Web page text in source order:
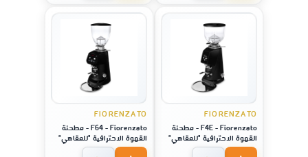
FIORENZATO
F4E - Fiorenzato - مطحنة
القهوة الاحترافية "للمقاهي"
ديجيتال - لون فضي
FIORENZATO
F64 - Fiorenzato - مطحنة
القهوة الاحترافية "للمقاهي"
ديجيتال - لون فضي